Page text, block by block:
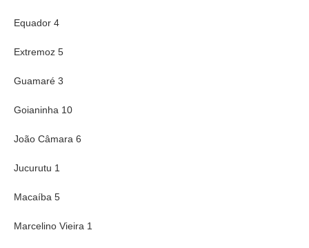
Equador 4
Extremoz 5
Guamaré 3
Goianinha 10
João Câmara 6
Jucurutu 1
Macaíba 5
Marcelino Vieira 1